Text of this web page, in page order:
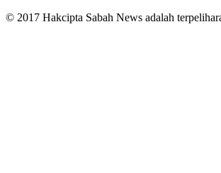
© 2017 Hakcipta Sabah News adalah